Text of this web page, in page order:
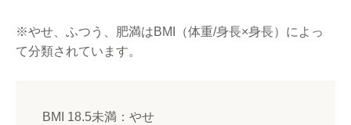
※やせ、ふつう、肥満はBMI（体重/身長×身長）によっ
て分類されています。
BMI 18.5未満：やせ